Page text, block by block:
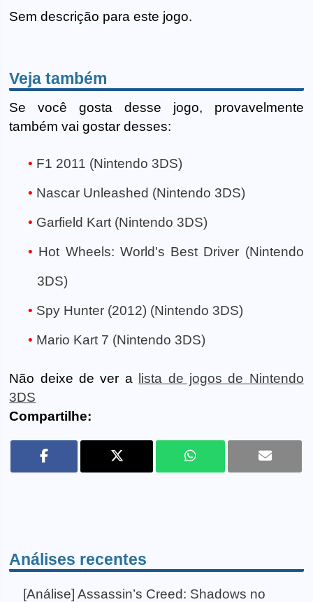
Sem descrição para este jogo.
Veja também
Se você gosta desse jogo, provavelmente
também vai gostar desses:
F1 2011 (Nintendo 3DS)
Nascar Unleashed (Nintendo 3DS)
Garfield Kart (Nintendo 3DS)
Hot Wheels: World's Best Driver (Nintendo
3DS)
Spy Hunter (2012) (Nintendo 3DS)
Mario Kart 7 (Nintendo 3DS)
Não deixe de ver a lista de jogos de Nintendo
3DS
Compartilhe:
Análises recentes
[Análise] Assassin’s Creed: Shadows no